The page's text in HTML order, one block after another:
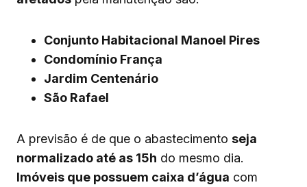
Conjunto Habitacional Manoel Pires
Condomínio França
Jardim Centenário
São Rafael
A previsão é de que o abastecimento seja
normalizado até as 15h do mesmo dia.
Imóveis que possuem caixa d’água com